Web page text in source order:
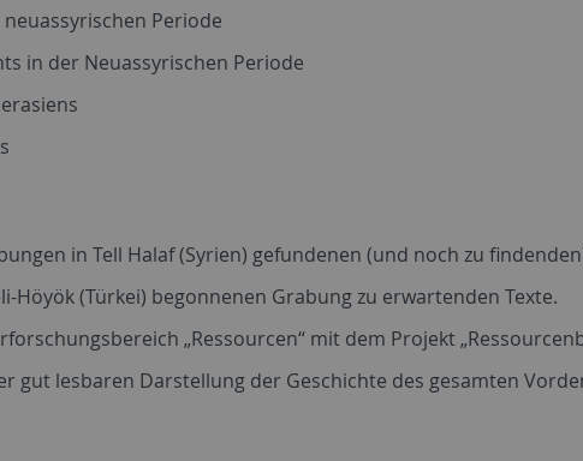
Periode
in der Neuassyrischen Periode
in Tell Halaf (Syrien) gefundenen (und noch zu
Höyök (Türkei) begonnenen Grabung zu erwartenden Texte.
„Ressourcen“ mit dem Projekt
gut lesbaren Darstellung der Geschichte des gesamten